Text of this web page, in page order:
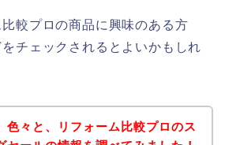
較プロの商品に興味のある方
チェックされるとよいかもしれ
色々と、リフォーム比較プロのス